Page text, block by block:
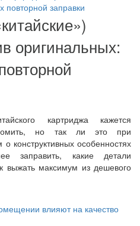
оригинальных:
картриджа кажется
но так ли это при
конструктивных особенностях
заправить, какие детали
выжать максимум из дешевого